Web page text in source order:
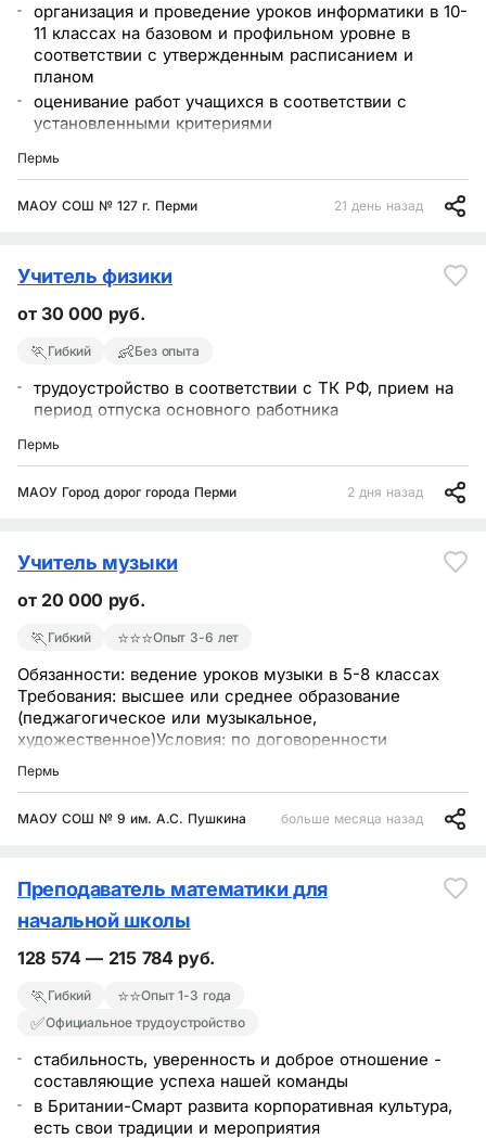
организация и проведение уроков информатики в 10-
11 классах на базовом и профильном уровне в
соответствии с утвержденным расписанием и
планом
оценивание работ учащихся в соответствии с
установленными критериями
Пермь
МАОУ СОШ № 127 г. Перми 21 день назад
Учитель физики
от 30 000 руб.
🏃 Гибкий 👶Без опыта
трудоустройство в соответствии с ТК РФ, прием на
период отпуска основного работника
Пермь
МАОУ Город дорог города Перми 2 дня назад
Учитель музыки
от 20 000 руб.
🏃 Гибкий ⭐⭐⭐Опыт 3-6 лет
Обязанности: ведение уроков музыки в 5-8 классах
Требования: высшее или среднее образование
(педжагогическое или музыкальное,
художественное)Условия: по договоренности
Пермь
МАОУ СОШ № 9 им. А.С. Пушкина больше месяца назад
Преподаватель математики для
начальной школы
128 574 — 215 784 руб.
🏃 Гибкий ⭐⭐Опыт 1-3 года
✅Официальное трудоустройство
стабильность, уверенность и доброе отношение -
составляющие успеха нашей команды
в Британии-Смарт развита корпоративная культура,
есть свои традиции и мероприятия